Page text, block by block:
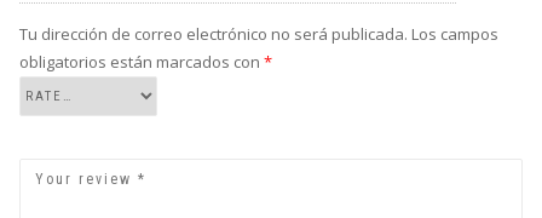
Tu dirección de correo electrónico no será publicada. Los campos
obligatorios están marcados con *